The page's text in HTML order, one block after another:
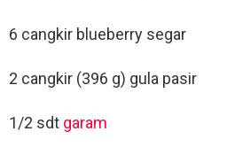
6 cangkir blueberry segar
2 cangkir (396 g) gula pasir
1/2 sdt garam